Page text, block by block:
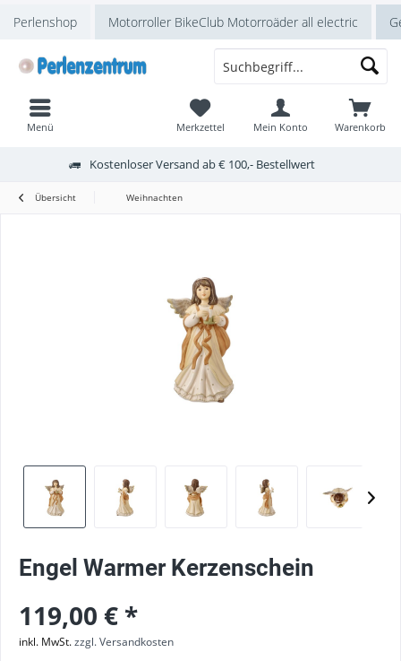
Perlenshop Motorroller BikeClub Motorroäder all electric
Kostenloser Versand ab € 100,- Bestellwert
Warenkorb
Merkzettel Mein Konto
Menü
Übersicht Weihnachten
Engel Warmer Kerzenschein
119,00 € *
inkl. MwSt.zzgl. Versandkosten